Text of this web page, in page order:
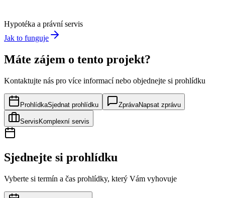
Hypotéka a právní servis
Jak to funguje
Máte zájem o tento projekt?
Kontaktujte nás pro více informací nebo objednejte si prohlídku
ProhlídkaSjednat prohlídku ZprávaNapsat zprávu
Servis Komplexní servis
Sjednejte si prohlídku
Vyberte si termín a čas prohlídky, který Vám vyhovuje